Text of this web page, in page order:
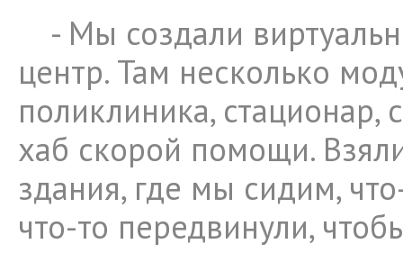
- Мы создали
центр. Там несколько
поликлиника, стационар,
хаб скорой помощи.
здания, где мы сидим,
что-то передвинули,